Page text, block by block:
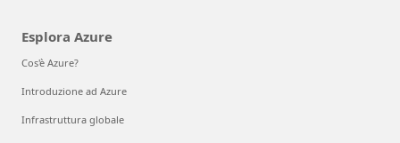
Esplora Azure
Cos'è Azure?
Introduzione ad Azure
Infrastruttura globale